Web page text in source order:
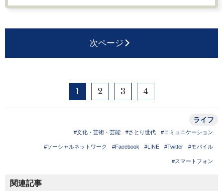
次ページ
1 2 3 4
ライフ
#文化・芸術・芸能 #さとり世代 #コミュニケーション
#ソーシャルネットワーク #Facebook #LINE #Twitter #モバイル
#スマートフォン
関連記事